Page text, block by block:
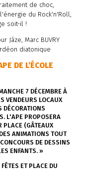
de choc,
du Rock'n'Roll,
soit-il !
Jâze, Marc BUVRY
diatonique
DE L’ÉCOLE
7 DÉCEMBRE À
VENDEURS LOCAUX
DÉCORATIONS
L'APE PROPOSERA
PLACE (GÂTEAUX
ANIMATIONS TOUT
DE DESSINS
ENFANTS. »
ET PLACE DU